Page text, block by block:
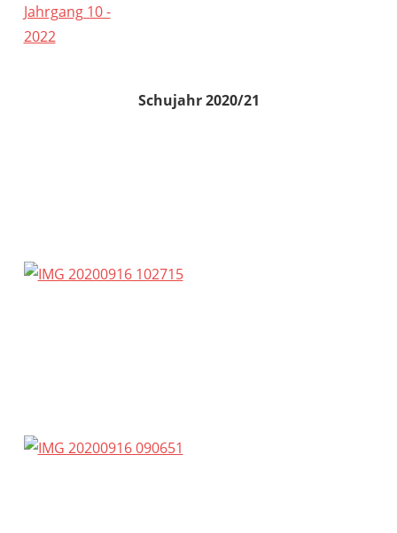
Schujahr 2020/21